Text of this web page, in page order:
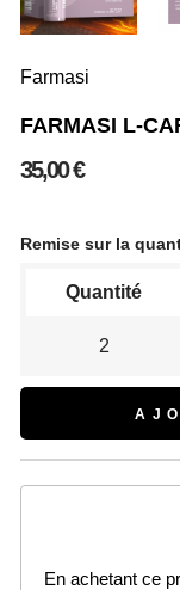
Farmasi
FARMASI L-
35,00 €
Remise sur la
Quantité
2
En achetant ce